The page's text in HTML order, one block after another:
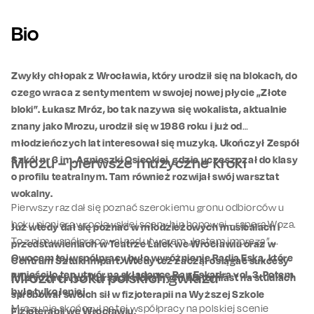
Bio
Zwykły chłopak z Wrocławia, który urodził się na blokach, do
czego wraca z sentymentem w swojej nowej płycie „Złote
bloki”. Łukasz Mróz, bo tak nazywa się wokalista, aktualnie
znany jako Mrozu, urodził się w 1986 roku i już od
młodzieńczych lat interesował się muzyką. Ukończył Zespół
Szkół nr 6 im. Agnieszki Osieckiej, gdzie uczęszczał do klasy
o profilu teatralnym. Tam również rozwijał swój warsztat
wokalny.
Już wtedy dał się poznać w młodzieżowych musicalach i
przedstawieniach w Teatrze Lalek we Wrocławiu oraz w
Centrum Sztuki Impart. Wtedy też zaczął osiągać sukcesy
muzyczne w konkursach wokalnych. Natomiast na studiach
spróbował swoich sił w fizjoterapii na Wyższej Szkole
Fizjoterapii we Wrocławiu.
Mrozu – pierwsze muzyczne kroki
Pierwszy raz dał się poznać szerokiemu gronu odbiorców u
boku pioniera wrocławskiej sceny hip hopowej – rapera Woza.
To z nim współpracował nad utworem „Jestem imprezą”.
Owocem tej współpracy było wyróżnienie Radia Eska, które
umieściło ten utwór na składance Rap Eskadra vol. 3. Potem
było tylko lepiej.
Mrozu nie skończył na tej współpracy na polskiej scenie
Mrozu u boku polskich gwiazd